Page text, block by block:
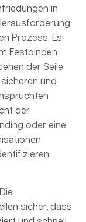
in
Prozess. Es
Festbinden
der Seile
und
der
oder eine
Die
sicher, dass